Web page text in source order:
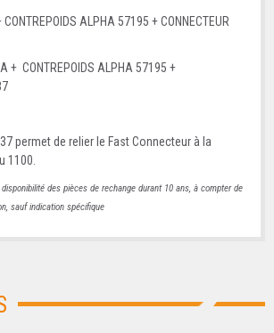
CONTREPOIDS ALPHA 57195 + CONNECTEUR
+ CONTREPOIDS ALPHA 57195 +
permet de relier le Fast Connecteur à la
1100.
disponibilité des pièces de rechange durant 10 ans, à compter de
sauf indication spécifique